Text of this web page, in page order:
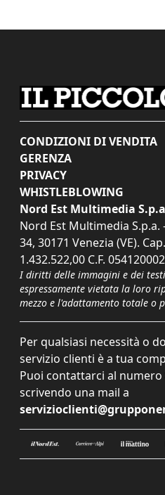
CONDIZIONI DI VENDITA
GERENZA
PRIVACY
WHISTLEBLOWING
Nord Est Multimedia
Nord Est Multimedia S.p.a.
34, 30171 Venezia (VE).
1.432.522,00 C.F.
I diritti delle immagini e dei
espressamente vietata la loro
mezzo e l'adattamento totale o
Per qualsiasi necessità o
servizio clienti è a tua
Puoi contattarci al numero
scrivendo una mail a